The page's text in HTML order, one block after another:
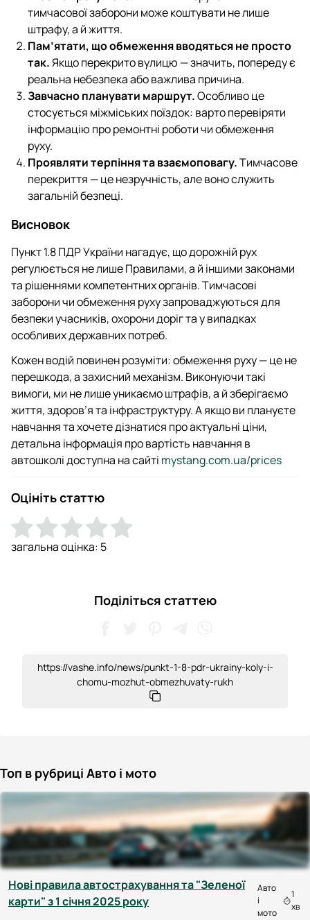
тимчасової заборони може коштувати не лише
штрафу, а й життя.
Пам’ятати, що обмеження вводяться не просто
так.Якщо перекрито вулицю — значить, попереду є
реальна небезпека або важлива причина.
Завчасно планувати маршрут.Особливо це
стосується міжміських поїздок: варто перевіряти
інформацію про ремонтні роботи чи обмеження
руху.
Проявляти терпіння та взаємоповагу.Тимчасове
перекриття — це незручність, але воно служить
загальній безпеці.
Висновок
Пункт 1.8 ПДР України нагадує, що дорожній рух
регулюється не лише Правилами, а й іншими законами
та рішеннями компетентних органів. Тимчасові
заборони чи обмеження руху запроваджуються для
безпеки учасників, охорони доріг та у випадках
особливих державних потреб.
Кожен водій повинен розуміти: обмеження руху — це не
перешкода, а захисний механізм. Виконуючи такі
вимоги, ми не лише уникаємо штрафів, а й зберігаємо
життя, здоров’я та інфраструктуру. А якщо ви плануєте
навчання та хочете дізнатися про актуальні ціни,
детальна інформація про вартість навчання в
автошколі доступна на сайті mystang.com.ua/prices
Оцініть статтю
загальна оцінка: 5
Поділіться статтею
https://vashe.info/news/punkt-1-8-pdr-ukrainy-koly-i-
chomu-mozhut-obmezhuvaty-rukh
Топ в рубриці Авто і мото
Нові правила автострахування та "Зеленої
карти" з 1 січня 2025 року
Авто
і
мото
1
хв